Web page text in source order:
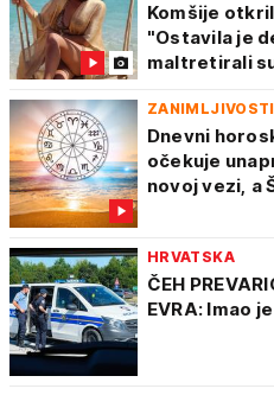
Komšije
"Ostavila je
maltretirali
ZANIMLJIVOSTI
Dnevni
očekuje
novoj vezi, a
HRVATSKA
ČEH
EVRA: Imao